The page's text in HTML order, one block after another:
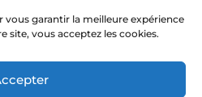
vous garantir la meilleure expérience
site, vous acceptez les cookies.
terrain de tennis|Devis
pickleball|Prix construction